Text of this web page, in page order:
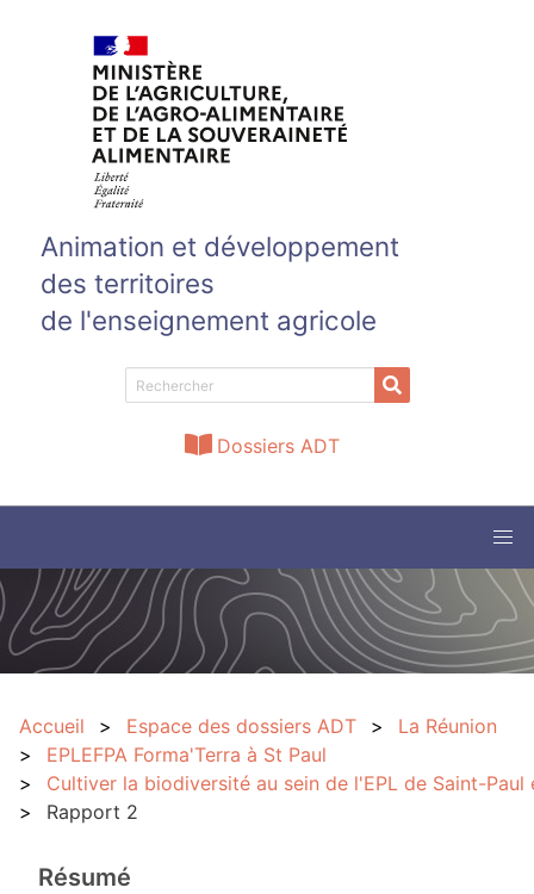
Animation et développement
des territoires
de l'enseignement agricole
Dossiers ADT
Accueil Espace des dossiers ADT
La Réunion
EPLEFPA Forma'Terra à St Paul
Cultiver la biodiversité au sein de l'EPL de Saint-
Rapport 2
Résumé